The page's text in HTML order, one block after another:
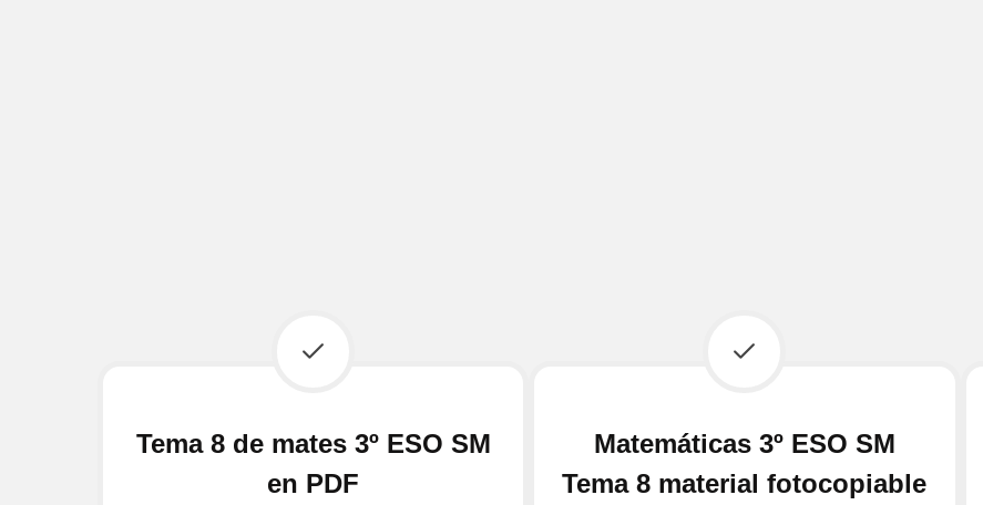
Tema 8 de mates 3º ESO SM
en PDF
Matemáticas 3º ESO SM
Tema 8 material fotocopiable